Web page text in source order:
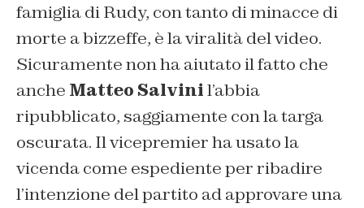
famiglia di Rudy, con tanto di minacce di
morte a bizzeffe, è la viralità del video.
Sicuramente non ha aiutato il fatto che
anche Matteo Salvinil’abbia
ripubblicato, saggiamente con la targa
oscurata. Il vicepremier ha usato la
vicenda come espediente per ribadire
l’intenzione del partito ad approvare una